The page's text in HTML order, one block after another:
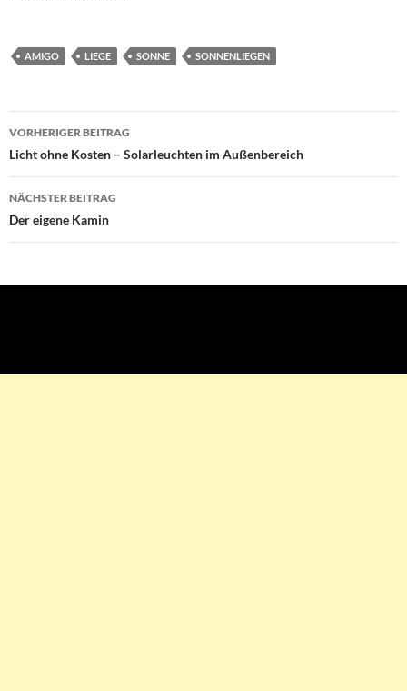
AMIGO LIEGE SONNE SONNENLIEGEN
Beitragsnavigation
VORHERIGER BEITRAG
Licht ohne Kosten – Solarleuchten im Außenbereich
NÄCHSTER BEITRAG
Der eigene Kamin